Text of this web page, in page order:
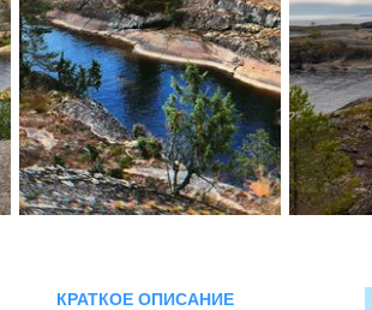
КРАТКОЕ ОПИСАНИЕ